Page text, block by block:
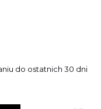
do ostatnich 30 dni